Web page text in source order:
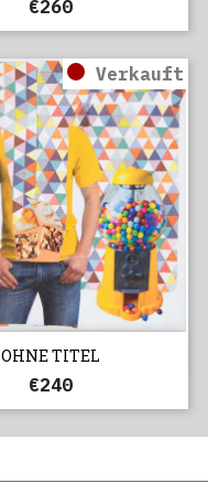
€260
Verkauft
OHNE TITEL
€240
Vorschau